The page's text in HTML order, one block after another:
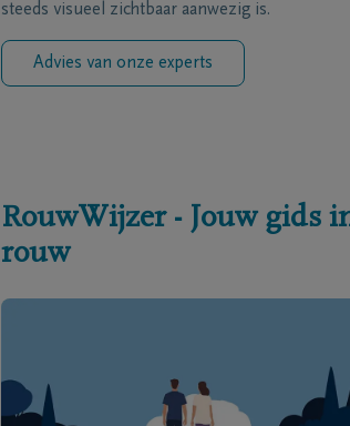
steeds visueel zichtbaar aanwezig is.
Advies van onze experts
RouwWijzer - Jouw gids
rouw